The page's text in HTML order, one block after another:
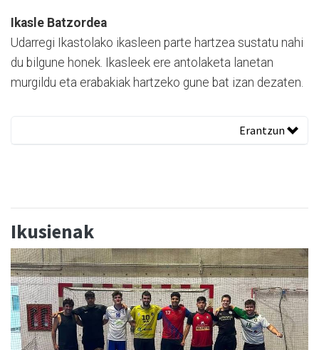
Ikasle Batzordea
Udarregi Ikastolako ikasleen parte hartzea sustatu nahi
du bilgune honek. Ikasleek ere antolaketa lanetan
murgildu eta erabakiak hartzeko gune bat izan dezaten.
Erantzun
Ikusienak